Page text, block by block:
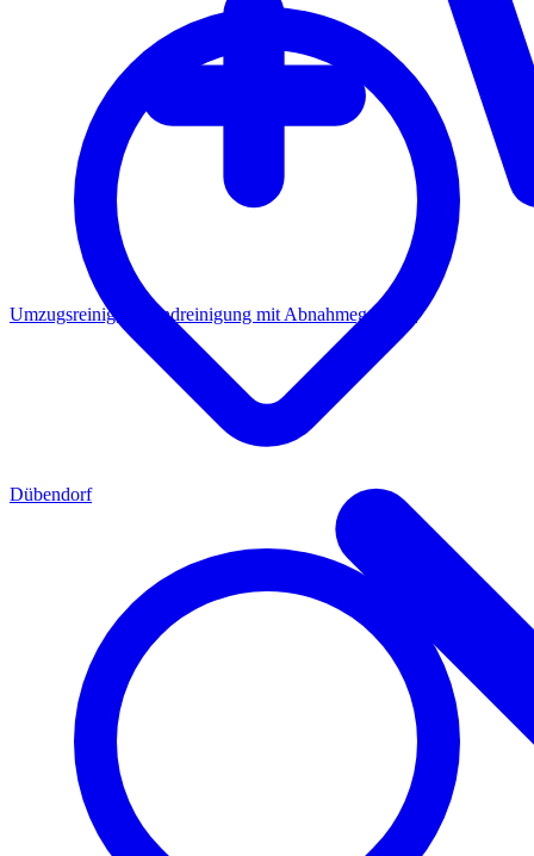
Umzugsreinigung Endreinigung mit Abnahmegarantie
Dübendorf